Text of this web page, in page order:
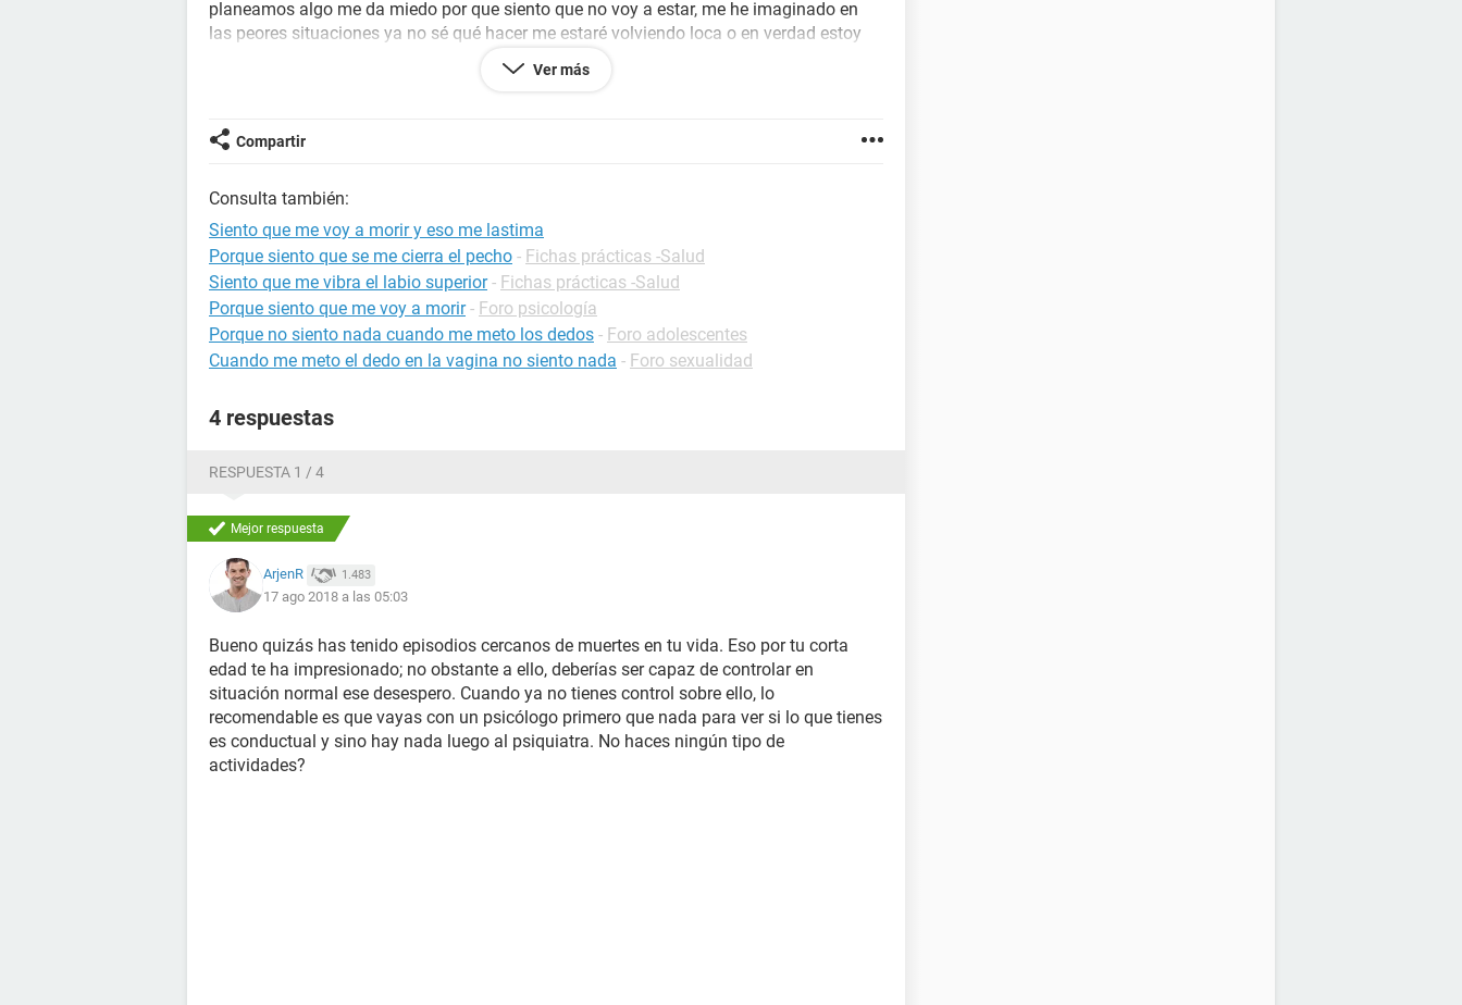
planeamos algo me da miedo por que siento que no voy a estar, me he imaginado en
las peores situaciones ya no sé qué hacer me estaré volviendo loca o en verdad estoy
Por ejemplo hoy me puse ha hablar con una profesora y me tranquilizó pero mientras
sensación
Ya no sé qué hacer
Ver más
Compartir
Consulta también:
Siento que me voy a morir y eso me lastima
Porque siento que se me cierra el pecho - Fichas prácticas -Salud
Siento que me vibra el labio superior - Fichas prácticas -Salud
Porque siento que me voy a morir - Foro psicología
Porque no siento nada cuando me meto los dedos - Foro adolescentes
Cuando me meto el dedo en la vagina no siento nada - Foro sexualidad
4 respuestas
RESPUESTA 1 / 4
Mejor respuesta
ArjenR 1.483
17 ago 2018 a las 05:03
Bueno quizás has tenido episodios cercanos de muertes en tu vida. Eso por tu corta
edad te ha impresionado; no obstante a ello, deberías ser capaz de controlar en
situación normal ese desespero. Cuando ya no tienes control sobre ello, lo
recomendable es que vayas con un psicólogo primero que nada para ver si lo que tienes
es conductual y sino hay nada luego al psiquiatra. No haces ningún tipo de
actividades?